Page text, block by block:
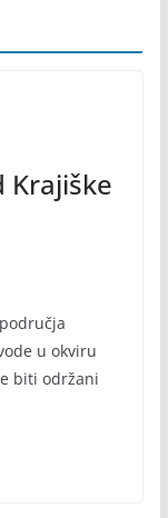
Krajiške
u okviru
biti održani